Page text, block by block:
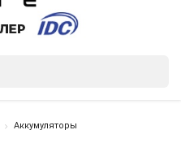
Аккумуляторы